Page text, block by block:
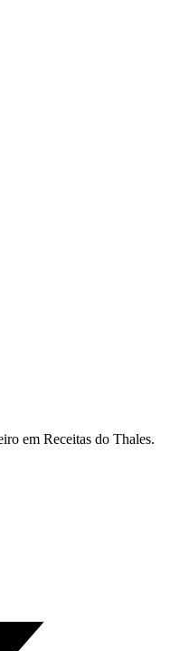
em Receitas do Thales.